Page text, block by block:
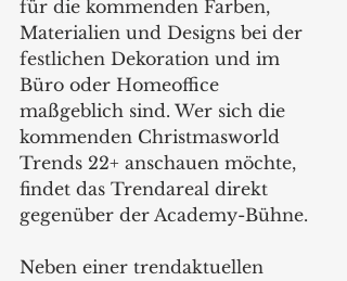
für die kommenden Farben,
Materialien und Designs bei der
festlichen Dekoration und im
Büro oder Homeoffice
maßgeblich sind. Wer sich die
kommenden Christmasworld
Trends 22+ anschauen möchte,
findet das Trendareal direkt
gegenüber der Academy-Bühne.
Neben einer trendaktuellen